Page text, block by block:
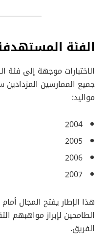
الفئة
الاختبارات موجهة إلى فئة
جميع الممارسين المزدادين
مواليد:
2004
2005
2006
2007
هذا الإطار يفتح المجال
الطامحين لإبراز مواهبهم
الفريق.